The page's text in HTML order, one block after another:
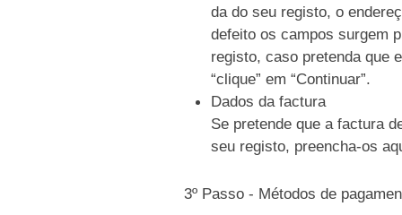
da do seu registo, o
defeito os campos surgem
registo, caso pretenda que
“clique” em “Continuar”.
Dados da factura
Se pretende que a factura
seu registo, preencha-os
3º Passo - Métodos de